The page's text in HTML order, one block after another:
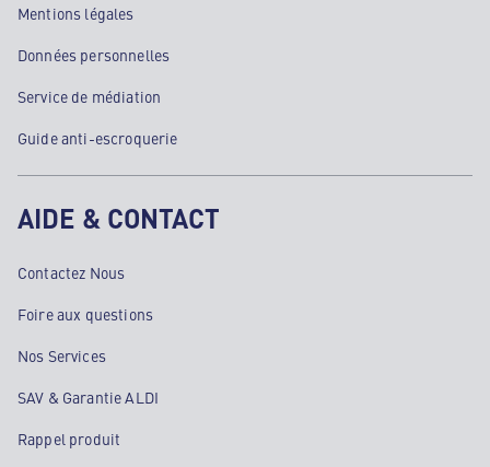
Mentions légales
Données personnelles
Service de médiation
Guide anti-escroquerie
AIDE & CONTACT
Contactez Nous
Foire aux questions
Nos Services
SAV & Garantie ALDI
Rappel produit